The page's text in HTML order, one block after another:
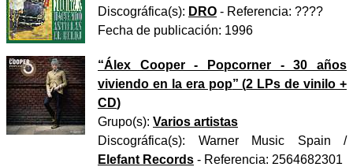
Discográfica(s): DRO - Referencia: ????
Fecha de publicación: 1996
“Álex Cooper - Popcorner - 30 años
viviendo en la era pop” (2 LPs de vinilo +
CD)
Grupo(s): Varios artistas
Discográfica(s): Warner Music Spain /
Elefant Records - Referencia: 2564682301